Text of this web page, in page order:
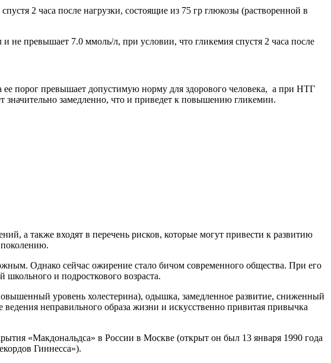
2 часа после нагрузки, состоящие из 75 гр глюкозы (растворенной в
не превышает 7.0 ммоль/л, при условии, что гликемия спустя 2 часа после
ее порог превышает допустимую норму для здорового человека, а при НТГ
значительно замедленно, что и приведет к повышению гликемии.
а также входят в перечень рисков, которые могут привести к развитию
Однако сейчас ожирение стало бичом современного общества. При его
школьного и подросткового возраста.
уровень холестерина), одышка, замедленное развитие, сниженный
ведения неправильного образа жизни и искусственно привитая привычка
«Макдональдса» в России в Москве (открыт он был 13 января 1990 года
Гиннесса»).